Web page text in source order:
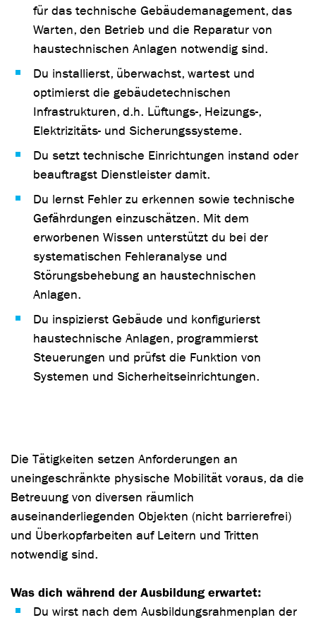
für das technische Gebäudemanagement, das
Warten, den Betrieb und die Reparatur von
haustechnischen Anlagen notwendig sind.
Du installierst, überwachst, wartest und
optimierst die gebäudetechnischen
Infrastrukturen, d.h. Lüftungs-, Heizungs-,
Elektrizitäts- und Sicherungssysteme.
Du setzt technische Einrichtungen instand oder
beauftragst Dienstleister damit.
Du lernst Fehler zu erkennen sowie technische
Gefährdungen einzuschätzen. Mit dem
erworbenen Wissen unterstützt du bei der
systematischen Fehleranalyse und
Störungsbehebung an haustechnischen
Anlagen.
Du inspizierst Gebäude und konfigurierst
haustechnische Anlagen, programmierst
Steuerungen und prüfst die Funktion von
Systemen und Sicherheitseinrichtungen.
Die Tätigkeiten setzen Anforderungen an
uneingeschränkte physische Mobilität voraus, da die
Betreuung von diversen räumlich
auseinanderliegenden Objekten (nicht barrierefrei)
und Überkopfarbeiten auf Leitern und Tritten
notwendig sind.
Was dich während der Ausbildung erwartet:
Du wirst nach dem Ausbildungsrahmenplan der